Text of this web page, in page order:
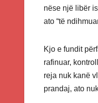
nëse një libër
ato “të
Kjo e fundit
rafinuar,
reja nuk kanë
prandaj, ato